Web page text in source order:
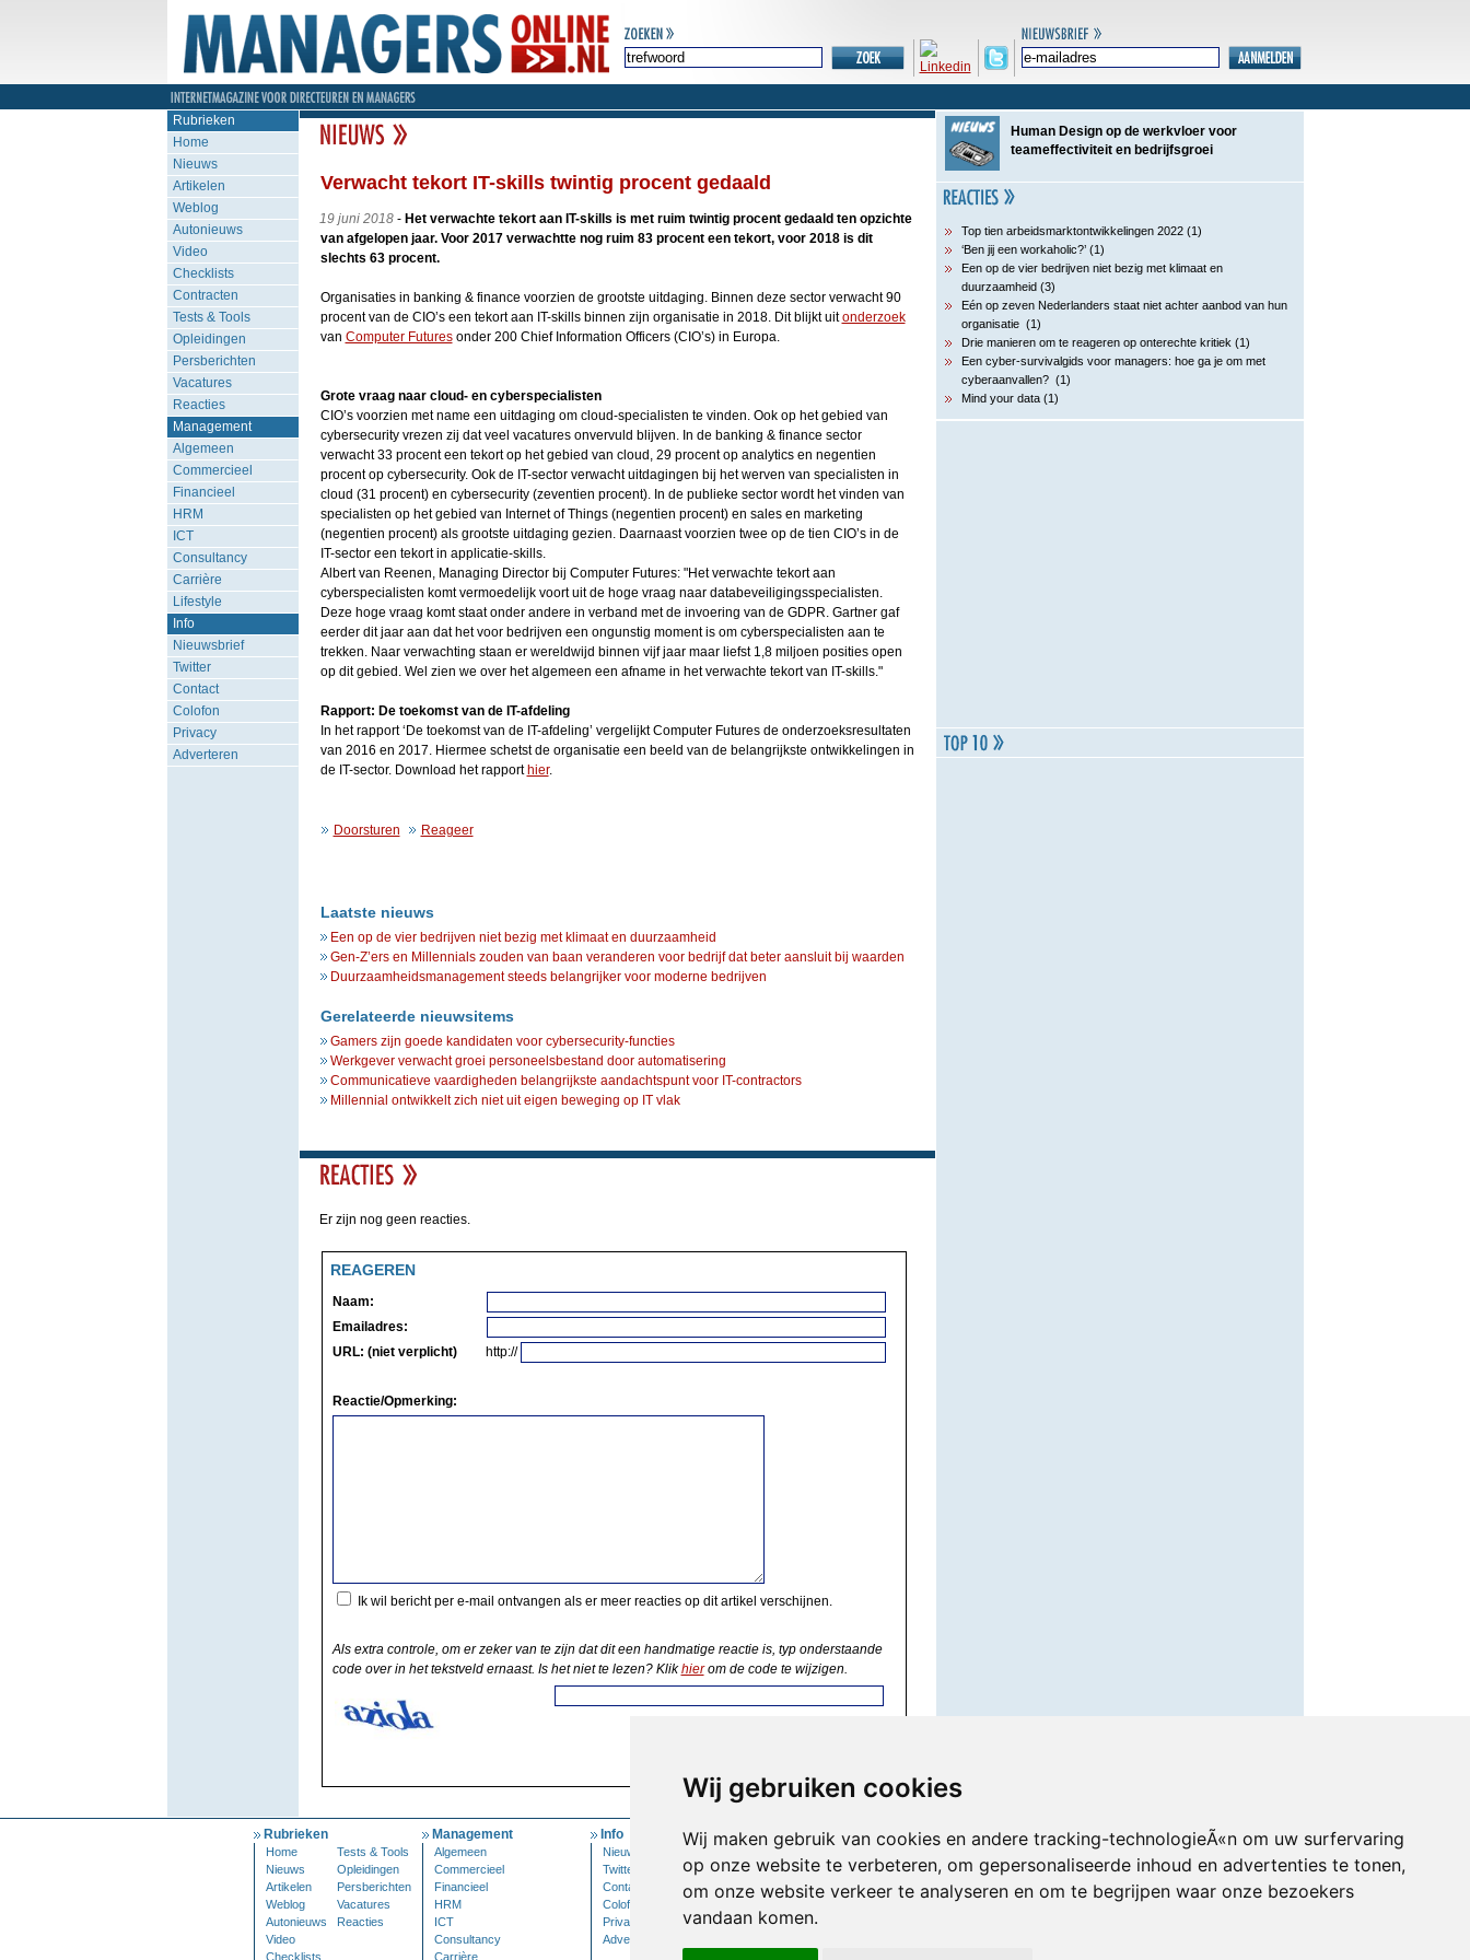
Wij gebruiken cookies
Wij maken gebruik van cookies en andere tracking-technologieÃ«n om uw surfervaring
op onze website te verbeteren, om gepersonaliseerde inhoud en advertenties te tonen,
om onze website verkeer te analyseren en om te begrijpen waar onze bezoekers
vandaan komen.
Rubrieken
Home
Nieuws
Artikelen
Weblog
Autonieuws
Video
Checklists
Contracten
Tests & Tools
Opleidingen
Persberichten
Vacatures
Reacties
Management
Algemeen
Commercieel
Financieel
HRM
ICT
Consultancy
Carrière
Lifestyle
Info
Nieuwsbrief
Twitter
Contact
Colofon
Privacy
Adverteren
Verwacht tekort IT-skills twintig procent gedaald
19 juni 2018- Het verwachte tekort aan IT-skills is met ruim twintig procent gedaald ten opzichte
van afgelopen jaar. Voor 2017 verwachtte nog ruim 83 procent een tekort, voor 2018 is dit
slechts 63 procent.
Organisaties in banking & finance voorzien de grootste uitdaging. Binnen deze sector verwacht 90
procent van de CIO’s een tekort aan IT-skills binnen zijn organisatie in 2018. Dit blijkt uitonderzoek
van Computer Futuresonder 200 Chief Information Officers (CIO’s) in Europa.
Grote vraag naar cloud- en cyberspecialisten
CIO’s voorzien met name een uitdaging om cloud-specialisten te vinden. Ook op het gebied van
cybersecurity vrezen zij dat veel vacatures onvervuld blijven. In de banking & finance sector
verwacht 33 procent een tekort op het gebied van cloud, 29 procent op analytics en negentien
procent op cybersecurity. Ook de IT-sector verwacht uitdagingen bij het werven van specialisten in
cloud (31 procent) en cybersecurity (zeventien procent). In de publieke sector wordt het vinden van
specialisten op het gebied van Internet of Things (negentien procent) en sales en marketing
(negentien procent) als grootste uitdaging gezien. Daarnaast voorzien twee op de tien CIO’s in de
IT-sector een tekort in applicatie-skills.
Albert van Reenen, Managing Director bij Computer Futures: "Het verwachte tekort aan
cyberspecialisten komt vermoedelijk voort uit de hoge vraag naar databeveiligingsspecialisten.
Deze hoge vraag komt staat onder andere in verband met de invoering van de GDPR. Gartner gaf
eerder dit jaar aan dat het voor bedrijven een ongunstig moment is om cyberspecialisten aan te
trekken. Naar verwachting staan er wereldwijd binnen vijf jaar maar liefst 1,8 miljoen posities open
op dit gebied. Wel zien we over het algemeen een afname in het verwachte tekort van IT-skills."
Rapport: De toekomst van de IT-afdeling
In het rapport ‘De toekomst van de IT-afdeling’ vergelijkt Computer Futures de onderzoeksresultaten
van 2016 en 2017. Hiermee schetst de organisatie een beeld van de belangrijkste ontwikkelingen in
de IT-sector. Download het rapport hier.
Doorsturen Reageer
Laatste nieuws
Een op de vier bedrijven niet bezig met klimaat en duurzaamheid
Gen-Z’ers en Millennials zouden van baan veranderen voor bedrijf dat beter aansluit bij waarden
Duurzaamheidsmanagement steeds belangrijker voor moderne bedrijven
Gerelateerde nieuwsitems
Gamers zijn goede kandidaten voor cybersecurity-functies
Werkgever verwacht groei personeelsbestand door automatisering
Communicatieve vaardigheden belangrijkste aandachtspunt voor IT-contractors
Millennial ontwikkelt zich niet uit eigen beweging op IT vlak
Er zijn nog geen reacties.
REAGEREN
Naam:
Emailadres:
URL: (niet verplicht)
http://
Reactie/Opmerking:
Ik wil bericht per e-mail ontvangen als er meer reacties op dit artikel verschijnen.
Als extra controle, om er zeker van te zijn dat dit een handmatige reactie is, typ onderstaande
code over in het tekstveld ernaast. Is het niet te lezen? Klikhierom de code te wijzigen.
Human Design op de werkvloer voor
teameffectiviteit en bedrijfsgroei
Top tien arbeidsmarktontwikkelingen 2022 (1)
‘Ben jij een workaholic?’ (1)
Een op de vier bedrijven niet bezig met klimaat en
duurzaamheid (3)
Eén op zeven Nederlanders staat niet achter aanbod van hun
organisatie (1)
Drie manieren om te reageren op onterechte kritiek (1)
Een cyber-survivalgids voor managers: hoe ga je om met
cyberaanvallen? (1)
Mind your data (1)
Rubrieken
Home
Tests & Tools
Nieuws
Opleidingen
Artikelen
Persberichten
Weblog
Vacatures
Autonieuws
Reacties
Video
Checklists
Management
Algemeen
Commercieel
Financieel
HRM
ICT
Consultancy
Carrière
Info
Nieuwsbrief
Twitter
Contact
Colofon
Privacy
Adverteren
Mijn Account
Inloggen